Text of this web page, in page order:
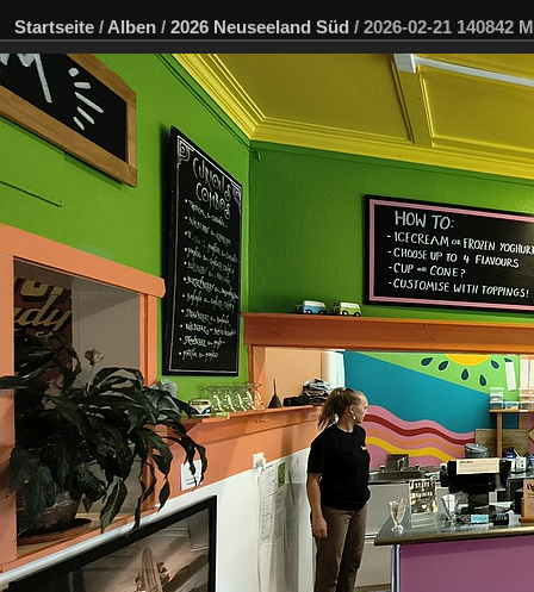
Startseite / Alben / 2026 Neuseeland Süd / 2026-02-21 140842